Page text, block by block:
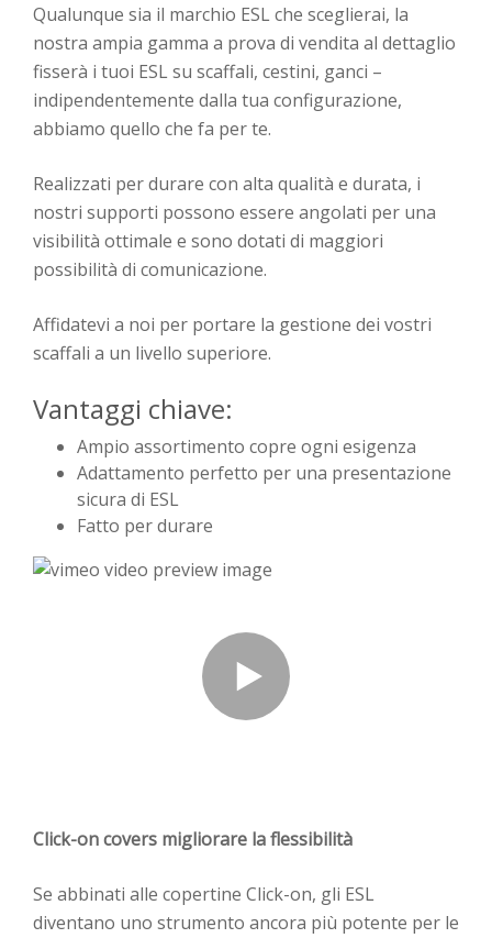
Qualunque sia il marchio ESL che sceglierai, la
nostra ampia gamma a prova di vendita al dettaglio
fisserà i tuoi ESL su scaffali, cestini, ganci –
indipendentemente dalla tua configurazione,
abbiamo quello che fa per te.
Realizzati per durare con alta qualità e durata, i
nostri supporti possono essere angolati per una
visibilità ottimale e sono dotati di maggiori
possibilità di comunicazione.
Affidatevi a noi per portare la gestione dei vostri
scaffali a un livello superiore.
Vantaggi chiave:
Ampio assortimento copre ogni esigenza
Adattamento perfetto per una presentazione
sicura di ESL
Fatto per durare
Click-on covers migliorare la flessibilità
Se abbinati alle copertine Click-on, gli ESL
diventano uno strumento ancora più potente per le